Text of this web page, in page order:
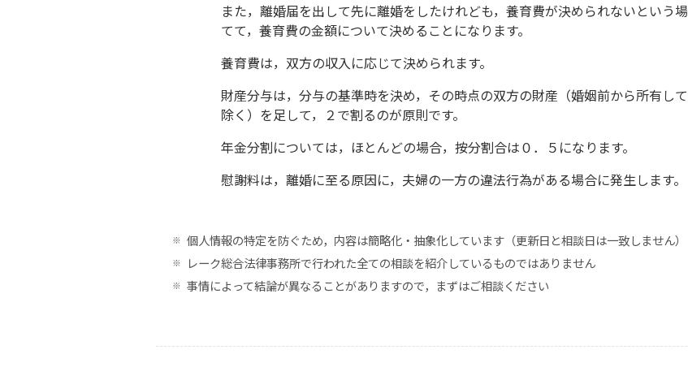
また，離婚届を出して先に離婚をしたけれども，養育費が決められないという
てて，養育費の金額について決めることになります。
養育費は，双方の収入に応じて決められます。
財産分与は，分与の基準時を決め，その時点の双方の財産（婚姻前から所有し
除く）を足して，２で割るのが原則です。
年金分割については，ほとんどの場合，按分割合は０．５になります。
慰謝料は，離婚に至る原因に，夫婦の一方の違法行為がある場合に発生します。
個人情報の特定を防ぐため，内容は簡略化・抽象化しています（更新日と相談日は一致しません）
レーク総合法律事務所で行われた全ての相談を紹介しているものではありません
事情によって結論が異なることがありますので，まずはご相談ください